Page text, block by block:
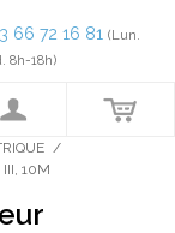
66 72 16 81 (Lun.
8h-18h)
/
III, 10M